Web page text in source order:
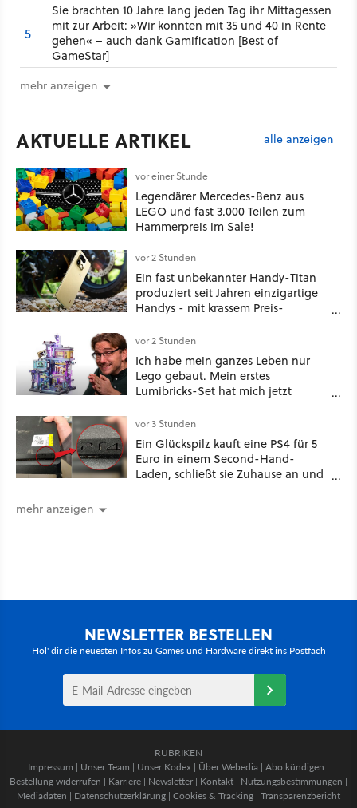
5
Sie brachten 10 Jahre lang jeden Tag ihr Mittagessen
mit zur Arbeit: »Wir konnten mit 35 und 40 in Rente
gehen« – auch dank Gamification [Best of
GameStar]
mehr anzeigen
AKTUELLE ARTIKEL alle anzeigen
vor einer Stunde
Legendärer Mercedes-Benz aus
LEGO und fast 3.000 Teilen zum
Hammerpreis im Sale!
vor 2 Stunden
Ein fast unbekannter Handy-Titan
produziert seit Jahren einzigartige
Handys - mit krassem Preis-
vor 2 Stunden
Ich habe mein ganzes Leben nur
Lego gebaut. Mein erstes
Lumibricks-Set hat mich jetzt
Stack im Test
vor 3 Stunden
Ein Glückspilz kauft eine PS4 für 5
Euro in einem Second-Hand-
Laden, schließt sie Zuhause an und
mehr anzeigen
NEWSLETTER BESTELLEN
Hol' dir die neuesten Infos zu Games und Hardware direkt ins Postfach
RUBRIKEN
Impressum | Unser Team | Unser Kodex | Über Webedia | Abo kündigen |
Bestellung widerrufen | Karriere | Newsletter | Kontakt | Nutzungsbestimmungen |
Mediadaten | Datenschutzerklärung | Cookies & Tracking | Transparenzbericht